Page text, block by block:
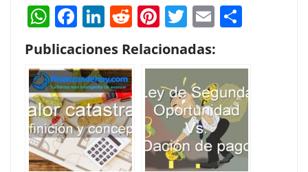
W
h
at
s
A
p
p
F
ac
e
b
o
o
k
Li
k
e
dI
n
R
e
d
di
Pi
nt
er
e
st
T
w
itt
er
E
ai
l e
Publicaciones Relacionadas: